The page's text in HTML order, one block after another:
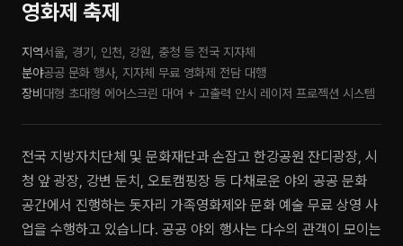
영화제 축제
지역서울, 경기, 인천, 강원, 충청 등 전국 지자체
분야공공 문화 행사, 지자체 무료 영화제 전담 대행
장비 대형 초대형 에어스크린 대여 + 고출력 안시 레이저 프로젝션 시스템
전국 지방자치단체 및 문화재단과 손잡고 한강공원 잔디광장, 시
청 앞 광장, 강변 둔치, 오토캠핑장 등 다채로운 야외 공공 문화
공간에서 진행하는 돗자리 가족영화제와 문화 예술 무료 상영 사
업을 수행하고 있습니다. 공공 야외 행사는 다수의 관객이 모이는